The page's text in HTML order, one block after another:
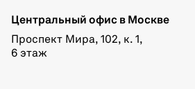
Центральный офис в Москве
Проспект Мира, 102, к. 1,
6 этаж